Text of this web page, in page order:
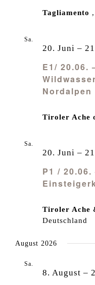
Tagliamento
Sa.
E1/ 20.06.
Nordalpen
20. Juni –
Tiroler Ache
Sa.
P1 /
20. Juni –
Tiroler Ache
Deutschland
August 2026
Sa.
8. August –